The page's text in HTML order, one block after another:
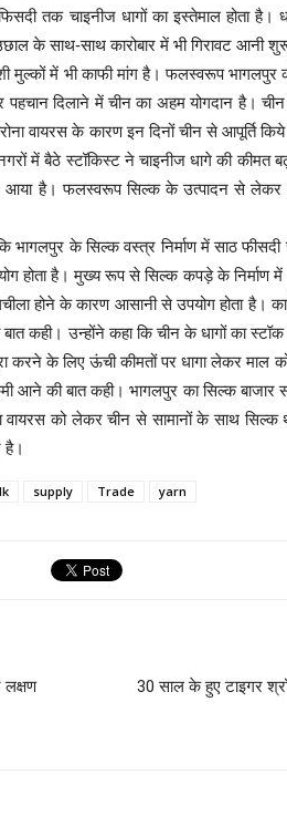
तक चाइनीज धागों का इस्तेमाल होता
के साथ-साथ कारोबार में भी गिरावट आनी
मुल्कों में भी काफी मांग है। फलस्वरूप
दिलाने में चीन का अहम योगदान है।
वायरस के कारण इन दिनों चीन से आपूर्ति
में बैठे स्टॉकिस्ट ने चाइनीज धागे की कीमत
आया है। फलस्वरूप सिल्क के उत्पादन से लेकर
भागलपुर के सिल्क वस्त्र निर्माण में साठ
होता है। मुख्य रूप से सिल्क कपड़े के निर्माण
होने के कारण आसानी से उपयोग होता है।
कही। उन्होंने कहा कि चीन के धागों का स्टॉक
करने के लिए ऊंची कीमतों पर धागा लेकर माल
आने की बात कही। भागलपुर का सिल्क बाजार
वायरस को लेकर चीन से सामानों के साथ
है।
supply Trade yarn
लक्षण
30 साल के हुए टाइगर